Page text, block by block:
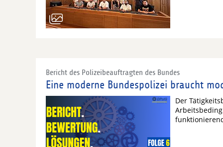
Bericht des Polizeibeauftragten des Bundes
Eine moderne Bundespolizei braucht
Der